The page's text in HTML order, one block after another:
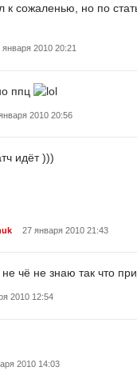
к сожаленью, но по
января 2010 20:21
ппц
2010 20:56
идёт )))
27 января 2010 21:43
чё не знаю так что
2010 12:54
2010 14:03